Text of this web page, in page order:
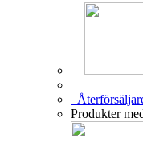
Produkter